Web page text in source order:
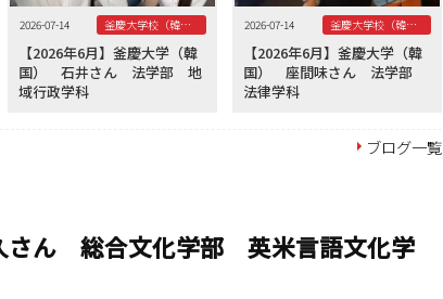
2026-07-14 釜慶大学校（韓国）
【2026年6月】釜慶大学（韓
国） 石井さん 法学部 地
域行政学科
2026-07-14 釜慶大学校（韓国）
【2026年6月】釜慶大学（韓
国） 座間味さん 法学部
法律学科
ブログ一覧
さん 総合文化学部 英米言語文化学